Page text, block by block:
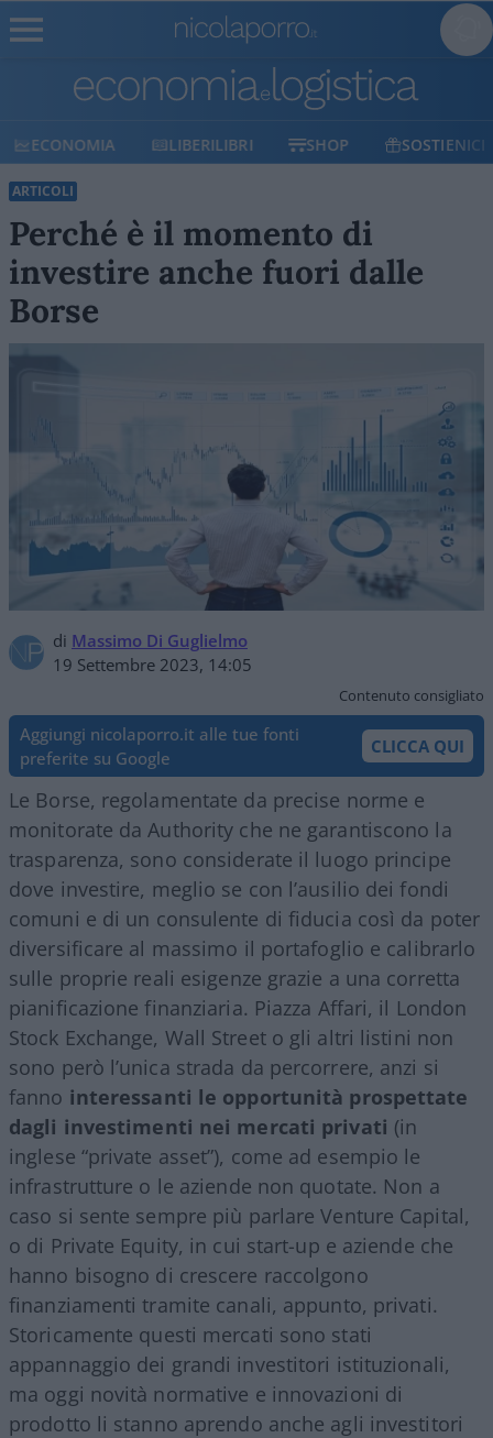
ECONOMIA LIBERILIBRI SHOP SOSTIENICI
ARTICOLI
Perché è il momento di
investire anche fuori dalle
Borse
di Massimo Di Guglielmo
19 Settembre 2023, 14:05
Contenuto consigliato
Aggiungi nicolaporro.it alle tue fonti
preferite su Google
CLICCA QUI
Le Borse, regolamentate da precise norme e
monitorate da Authority che ne garantiscono la
trasparenza, sono considerate il luogo principe
dove investire, meglio se con l’ausilio dei fondi
comuni e di un consulente di fiducia così da poter
diversificare al massimo il portafoglio e calibrarlo
sulle proprie reali esigenze grazie a una corretta
pianificazione finanziaria. Piazza Affari, il London
Stock Exchange, Wall Street o gli altri listini non
sono però l’unica strada da percorrere, anzi si
fanno interessanti le opportunità prospettate
dagli investimenti nei mercati privati (in
inglese “private asset”), come ad esempio le
infrastrutture o le aziende non quotate. Non a
caso si sente sempre più parlare Venture Capital,
o di Private Equity, in cui start-up e aziende che
hanno bisogno di crescere raccolgono
finanziamenti tramite canali, appunto, privati.
Storicamente questi mercati sono stati
appannaggio dei grandi investitori istituzionali,
ma oggi novità normative e innovazioni di
prodotto li stanno aprendo anche agli investitori